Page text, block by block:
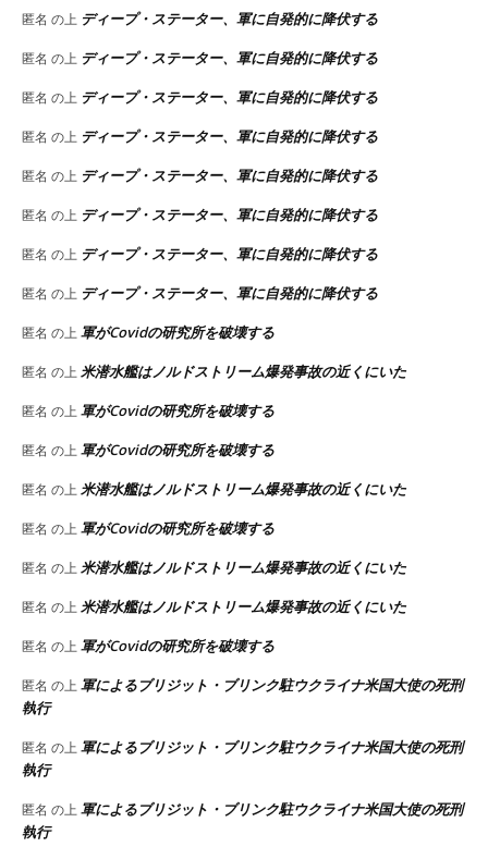
匿名 の上 ディープ・ステーター、軍に自発的に降伏する
匿名 の上 ディープ・ステーター、軍に自発的に降伏する
匿名 の上 ディープ・ステーター、軍に自発的に降伏する
匿名 の上 ディープ・ステーター、軍に自発的に降伏する
匿名 の上 ディープ・ステーター、軍に自発的に降伏する
匿名 の上 ディープ・ステーター、軍に自発的に降伏する
匿名 の上 ディープ・ステーター、軍に自発的に降伏する
匿名 の上 ディープ・ステーター、軍に自発的に降伏する
匿名 の上 軍がCovidの研究所を破壊する
匿名 の上 米潜水艦はノルドストリーム爆発事故の近くにいた
匿名 の上 軍がCovidの研究所を破壊する
匿名 の上 軍がCovidの研究所を破壊する
匿名 の上 米潜水艦はノルドストリーム爆発事故の近くにいた
匿名 の上 軍がCovidの研究所を破壊する
匿名 の上 米潜水艦はノルドストリーム爆発事故の近くにいた
匿名 の上 米潜水艦はノルドストリーム爆発事故の近くにいた
匿名 の上 軍がCovidの研究所を破壊する
匿名 の上 軍によるブリジット・ブリンク駐ウクライナ米国大使の死刑
執行
匿名 の上 軍によるブリジット・ブリンク駐ウクライナ米国大使の死刑
執行
匿名 の上 軍によるブリジット・ブリンク駐ウクライナ米国大使の死刑
執行